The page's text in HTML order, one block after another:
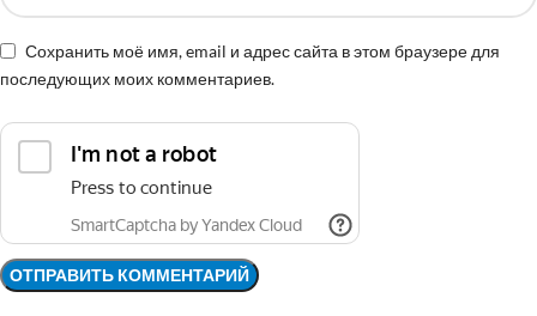
Сохранить моё имя, email и адрес сайта в этом браузере для
последующих моих комментариев.